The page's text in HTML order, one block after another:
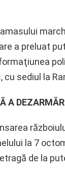
a preluat
cu sediul la
A
la 7
de la